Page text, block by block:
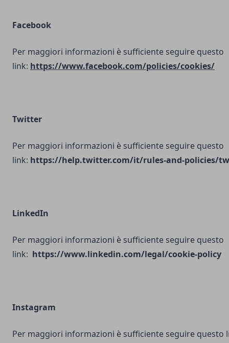
Facebook
Per maggiori informazioni è sufficiente seguire questo
link: https://www.facebook.com/policies/cookies/
Twitter
Per maggiori informazioni è sufficiente seguire questo
link: https://help.twitter.com/it/rules-and-policies/
LinkedIn
Per maggiori informazioni è sufficiente seguire questo
link: https://www.linkedin.com/legal/cookie-policy
Instagram
Per maggiori informazioni è sufficiente seguire questo